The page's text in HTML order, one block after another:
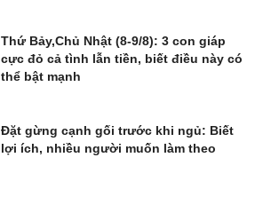
Thứ Bảy,Chủ Nhật (8-9/8): 3 con giáp
cực đỏ cả tình lẫn tiền, biết điều này có
thể bật mạnh
Đặt gừng cạnh gối trước khi ngủ: Biết
lợi ích, nhiều người muốn làm theo